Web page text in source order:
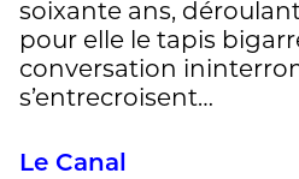
soixante ans,
pour elle le tapis
conversation
s’entrecroisent…
Le Canal